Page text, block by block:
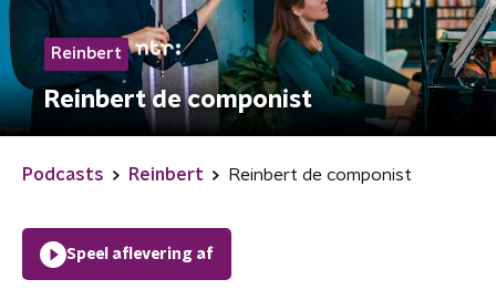
Reinbert
Reinbert de componist
Podcasts Reinbert Reinbert de componist
Speel aflevering af